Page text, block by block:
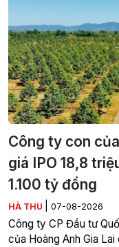
Công ty con
giá IPO 18,8
1.100 tỷ đồng
HÀ THU 07-08-2026
Công ty CP Đầu tư
của Hoàng Anh Gia